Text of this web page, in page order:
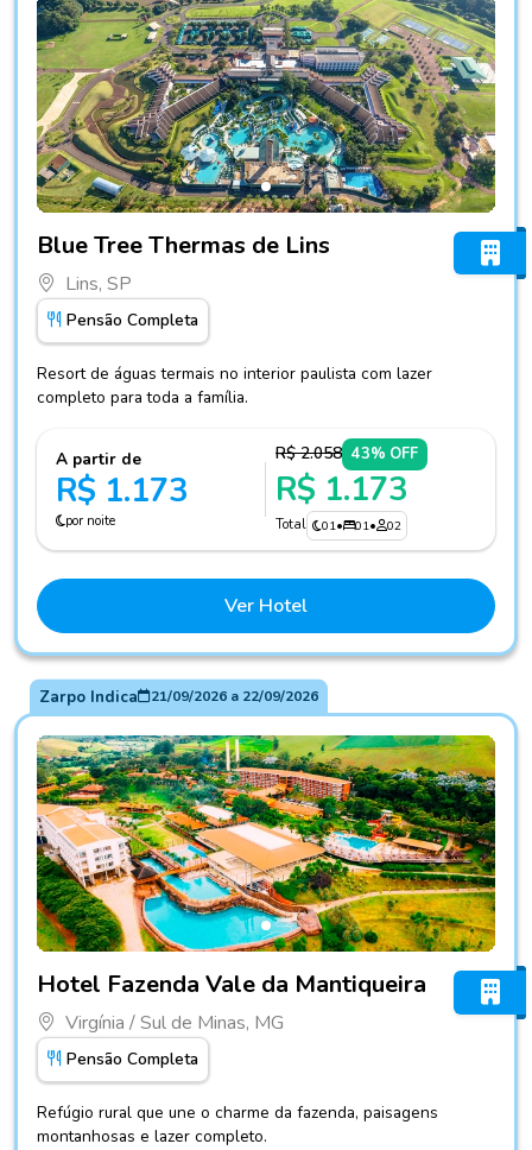
Blue Tree Thermas de Lins
Lins, SP
Pensão Completa
Resort de águas termais no interior paulista com lazer
completo para toda a família.
A partir de
R$ 1.173
por noite
R$ 2.058 43% OFF
R$ 1.173
Total 01• 01• 02
Ver Hotel
Zarpo Indica 21/09/2026a 22/09/2026
Hotel Fazenda Vale da Mantiqueira
Virgínia / Sul de Minas, MG
Pensão Completa
Refúgio rural que une o charme da fazenda, paisagens
montanhosas e lazer completo.